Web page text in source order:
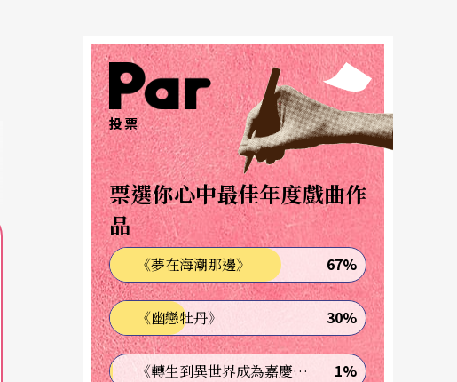
投票
票選你心中最佳年度戲曲作
品
《夢在海潮那邊》 67%
《幽戀牡丹》 30%
《轉生到異世界成為嘉慶君—發現我的祖先是詐騙集團!?》 1%